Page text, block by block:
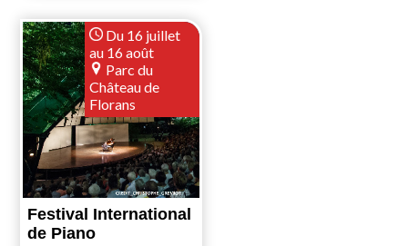
Du 16 juillet
au 16 août
Parc du
Château de
Florans
Festival International
de Piano